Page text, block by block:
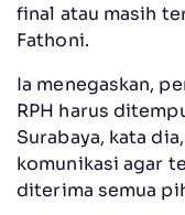
final atau masih
Fathoni.
Ia menegaskan,
RPH harus
Surabaya, kata
komunikasi agar
diterima semua